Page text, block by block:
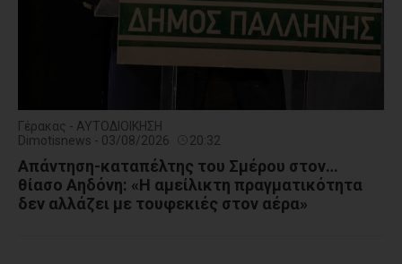
Γέρακας - ΑΥΤΟΔΙΟΙΚΗΣΗ
Dimotisnews - 03/08/2026
20:32
Απάντηση-καταπέλτης του Σμέρου στον…
θίασο Αηδόνη: «Η αμείλικτη πραγματικότητα
δεν αλλάζει με τουφεκιές στον αέρα»